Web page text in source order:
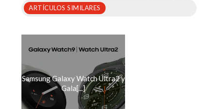
ARTÍCULOS SIMILARES
Samsung Galaxy Watch Ultra2 y
Gala[...]